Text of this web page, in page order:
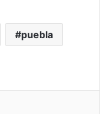
puebla